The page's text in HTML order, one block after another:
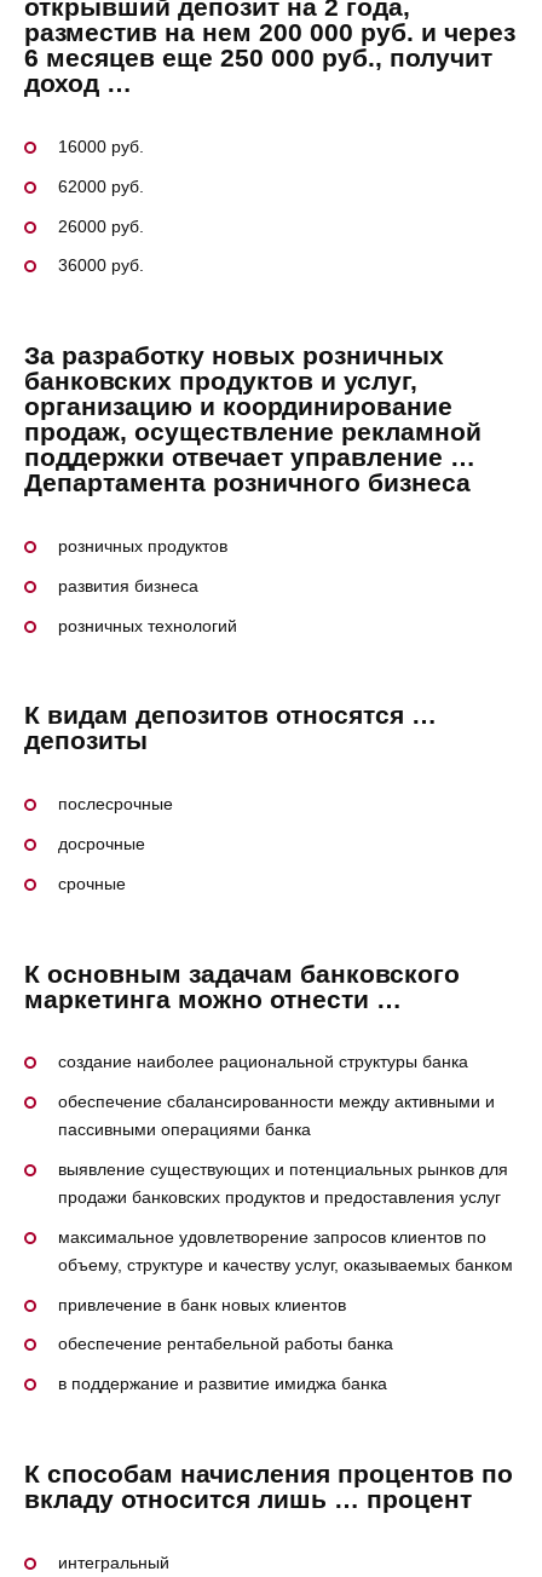
открывший депозит на 2 года,
разместив на нем 200 000 руб. и через
6 месяцев еще 250 000 руб., получит
доход …
16000 руб.
62000 руб.
26000 руб.
36000 руб.
За разработку новых розничных
банковских продуктов и услуг,
организацию и координирование
продаж, осуществление рекламной
поддержки отвечает управление …
Департамента розничного бизнеса
розничных продуктов
развития бизнеса
розничных технологий
К видам депозитов относятся …
депозиты
послесрочные
досрочные
срочные
К основным задачам банковского
маркетинга можно отнести …
создание наиболее рациональной структуры банка
обеспечение сбалансированности между активными и
пассивными операциями банка
выявление существующих и потенциальных рынков для
продажи банковских продуктов и предоставления услуг
максимальное удовлетворение запросов клиентов по
объему, структуре и качеству услуг, оказываемых банком
привлечение в банк новых клиентов
обеспечение рентабельной работы банка
в поддержание и развитие имиджа банка
К способам начисления процентов по
вкладу относится лишь … процент
интегральный